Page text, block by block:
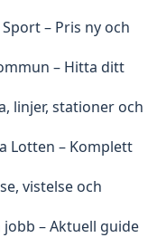
– Pris ny och
– Hitta ditt
linjer, stationer och
Lotten – Komplett
vistelse och
– Aktuell guide